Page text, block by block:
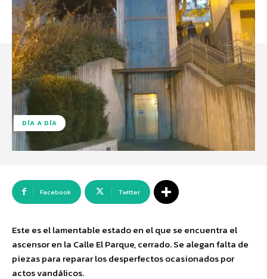
DÍA A DÍA
Facebook Twitter
Este es el lamentable estado en el que se encuentra el
ascensor en la Calle El Parque, cerrado. Se alegan falta de
piezas para reparar los desperfectos ocasionados por
actos vandálicos.